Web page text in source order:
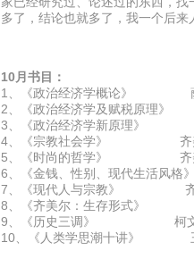
多了，结论也就多了，我一个后
10月书目：
1、《政治经济学概论》
2、《政治经济学及赋税原理
3、《政治经济学新原理》
4、《宗教社会学》 齐
5、《时尚的哲学》 齐
6、《金钱、性别、现代生活风
7、《现代人与宗教》 齐
8、《齐美尔：生存形式》
9、《历史三调》 柯
10、《人类学思潮十讲》